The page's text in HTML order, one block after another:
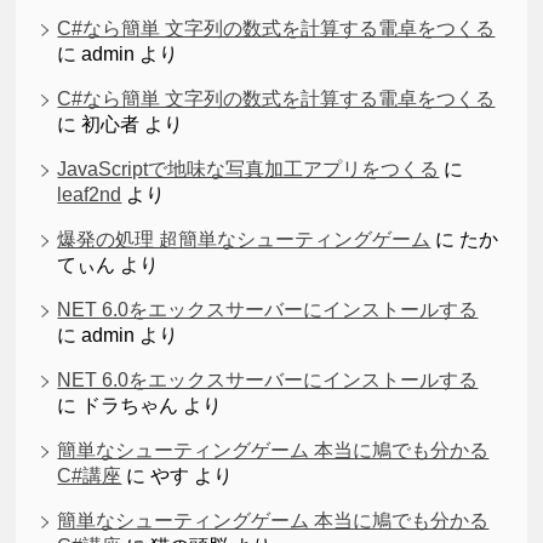
C#なら簡単 文字列の数式を計算する電卓をつくる
にadmin より
C#なら簡単 文字列の数式を計算する電卓をつくる
に初心者 より
JavaScriptで地味な写真加工アプリをつくる に
leaf2nd より
爆発の処理 超簡単なシューティングゲーム に たか
てぃん より
NET 6.0をエックスサーバーにインストールする
にadmin より
NET 6.0をエックスサーバーにインストールする
に
ドラちゃん より
簡単なシューティングゲーム 本当に鳩でも分かる
C#講座 にやす より
簡単なシューティングゲーム 本当に鳩でも分かる